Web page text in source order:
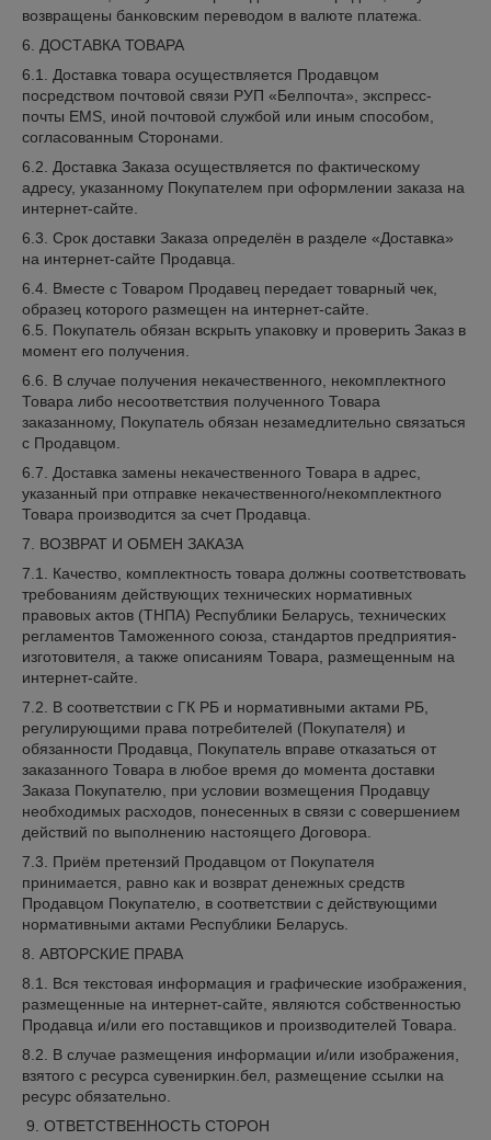
возвращены банковским переводом в валюте платежа.
6. ДОСТАВКА ТОВАРА
6.1. Доставка товара осуществляется Продавцом
посредством почтовой связи РУП «Белпочта», экспресс-
почты EMS, иной почтовой службой или иным способом,
согласованным Сторонами.
6.2. Доставка Заказа осуществляется по фактическому
адресу, указанному Покупателем при оформлении заказа на
интернет-сайте.
6.3. Срок доставки Заказа определён в разделе «Доставка»
на интернет-сайте Продавца.
6.4. Вместе с Товаром Продавец передает товарный чек,
образец которого размещен на интернет-сайте.
6.5. Покупатель обязан вскрыть упаковку и проверить Заказ в
момент его получения.
6.6. В случае получения некачественного, некомплектного
Товара либо несоответствия полученного Товара
заказанному, Покупатель обязан незамедлительно связаться
с Продавцом.
6.7. Доставка замены некачественного Товара в адрес,
указанный при отправке некачественного/некомплектного
Товара производится за счет Продавца.
7. ВОЗВРАТ И ОБМЕН ЗАКАЗА
7.1. Качество, комплектность товара должны соответствовать
требованиям действующих технических нормативных
правовых актов (ТНПА) Республики Беларусь, технических
регламентов Таможенного союза, стандартов предприятия-
изготовителя, а также описаниям Товара, размещенным на
интернет-сайте.
7.2. В соответствии с ГК РБ и нормативными актами РБ,
регулирующими права потребителей (Покупателя) и
обязанности Продавца, Покупатель вправе отказаться от
заказанного Товара в любое время до момента доставки
Заказа Покупателю, при условии возмещения Продавцу
необходимых расходов, понесенных в связи с совершением
действий по выполнению настоящего Договора.
7.3. Приём претензий Продавцом от Покупателя
принимается, равно как и возврат денежных средств
Продавцом Покупателю, в соответствии с действующими
нормативными актами Республики Беларусь.
8. АВТОРСКИЕ ПРАВА
8.1. Вся текстовая информация и графические изображения,
размещенные на интернет-сайте, являются собственностью
Продавца и/или его поставщиков и производителей Товара.
8.2. В случае размещения информации и/или изображения,
взятого с ресурса сувениркин.бел, размещение ссылки на
ресурс обязательно.
9. ОТВЕТСТВЕННОСТЬ СТОРОН